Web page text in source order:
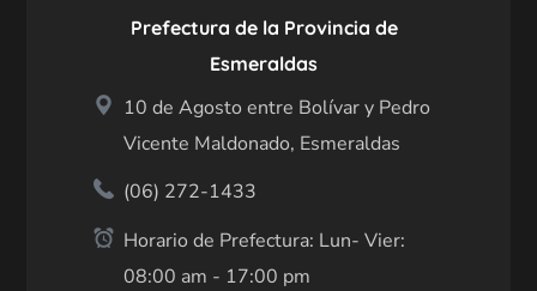
Prefectura de la Provincia de
Esmeraldas
10 de Agosto entre Bolívar y Pedro
Vicente Maldonado, Esmeraldas
(06) 272-1433
Horario de Prefectura: Lun- Vier:
08:00 am - 17:00 pm